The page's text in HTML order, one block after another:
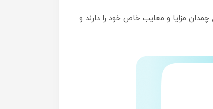
مزایا و معایب خاص خود را دارند و